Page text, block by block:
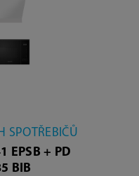
SPOTŘEBIČŮ
EPSB + PD
BIB